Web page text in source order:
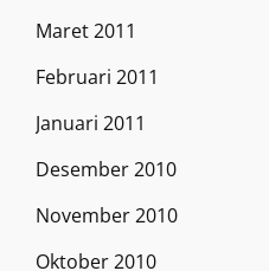
Maret 2011
Februari 2011
Januari 2011
Desember 2010
November 2010
Oktober 2010